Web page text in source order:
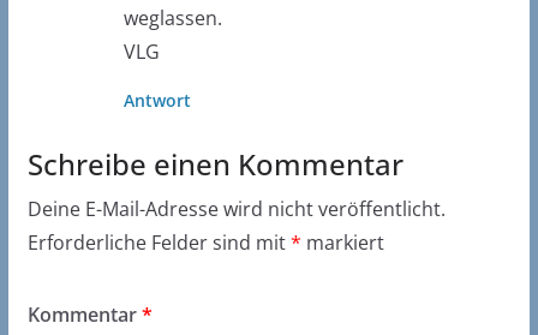
weglassen.
VLG
Antwort
Schreibe einen Kommentar
Deine E-Mail-Adresse wird nicht veröffentlicht.
Erforderliche Felder sind mit* markiert
Kommentar*